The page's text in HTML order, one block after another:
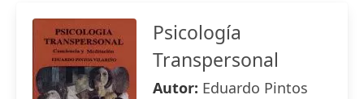
Psicología
Transpersonal
Autor: Eduardo Pintos